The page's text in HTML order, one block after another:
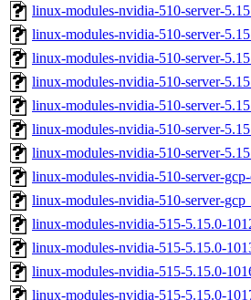
linux-modules-nvidia-510-server-
linux-modules-nvidia-510-server-
linux-modules-nvidia-510-server-
linux-modules-nvidia-510-server-
linux-modules-nvidia-510-server-
linux-modules-nvidia-510-server-
linux-modules-nvidia-510-server-
linux-modules-nvidia-510-server-
linux-modules-nvidia-510-server-
linux-modules-nvidia-515-5.15.0-
linux-modules-nvidia-515-5.15.0-
linux-modules-nvidia-515-5.15.0-
linux-modules-nvidia-515-5.15.0-